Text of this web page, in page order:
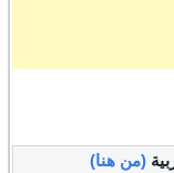
(من هنا)